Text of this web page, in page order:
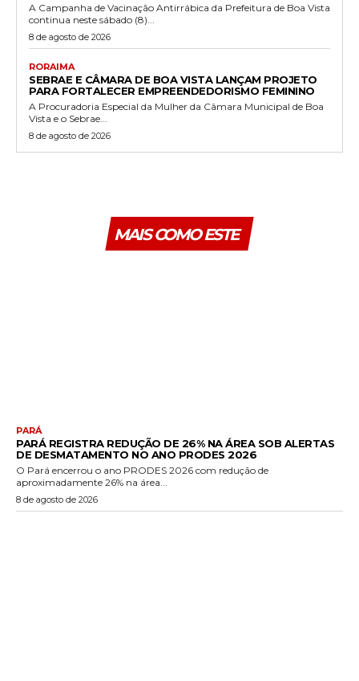
A Campanha de Vacinação Antirrábica da Prefeitura de Boa Vista
continua neste sábado (8)...
8 de agosto de 2026
RORAIMA
SEBRAE E CÂMARA DE BOA VISTA LANÇAM PROJETO
PARA FORTALECER EMPREENDEDORISMO FEMININO
A Procuradoria Especial da Mulher da Câmara Municipal de Boa
Vista e o Sebrae...
8 de agosto de 2026
MAIS COMO ESTE
PARÁ
PARÁ REGISTRA REDUÇÃO DE 26% NA ÁREA SOB ALERTAS
DE DESMATAMENTO NO ANO PRODES 2026
O Pará encerrou o ano PRODES 2026 com redução de
aproximadamente 26% na área...
8 de agosto de 2026